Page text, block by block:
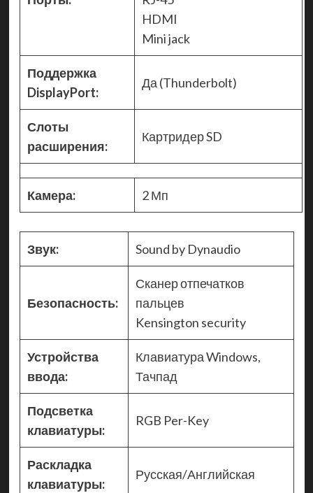
HDMI
Mini jack
Поддержка
DisplayPort:
Да (Thunderbolt)
Слоты
расширения:
Картридер SD
Камера: 2 Мп
Звук: Sound by Dynaudio
Безопасность:
Сканер отпечатков
пальцев
Kensington security
Устройства
ввода:
Клавиатура Windows,
Тачпад
Подсветка
клавиатуры:
RGB Per-Key
Раскладка
клавиатуры:
Русская/Английская